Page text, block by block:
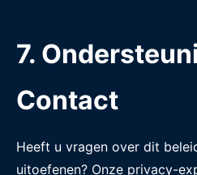
7.
Contact
Heeft u vragen over dit
uitoefenen? Onze privacy-